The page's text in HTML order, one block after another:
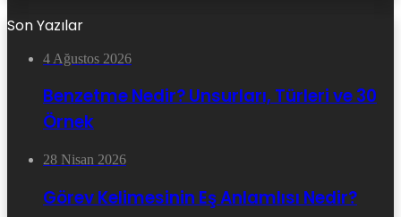
Son Yazılar
4 Ağustos 2026
Benzetme Nedir? Unsurları, Türleri ve 30
Örnek
28 Nisan 2026
Görev Kelimesinin Eş Anlamlısı Nedir?